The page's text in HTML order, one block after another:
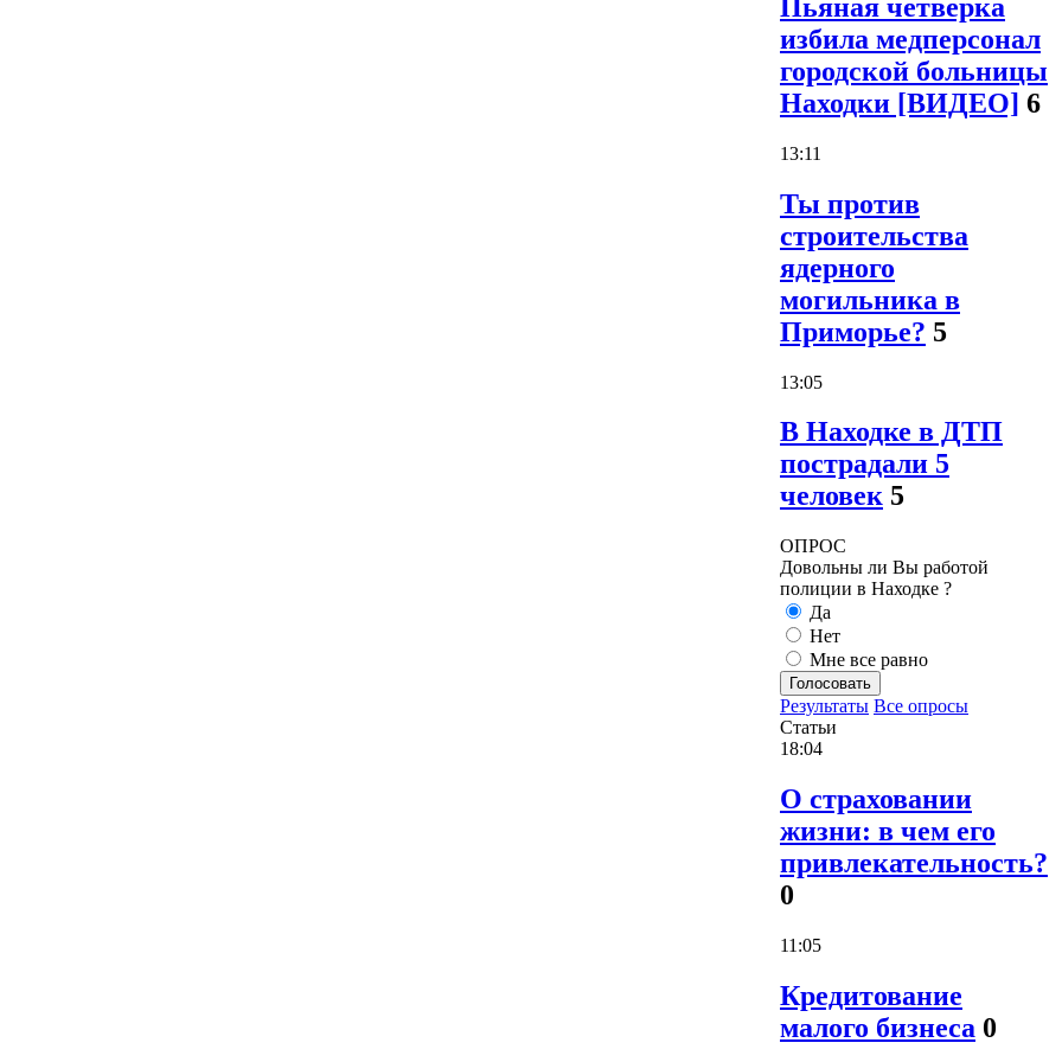
Пьяная четверка
избила медперсонал
городской больницы
Находки [ВИДЕО] 6
13:11
Ты против
строительства
ядерного
могильника в
Приморье? 5
13:05
В Находке в ДТП
пострадали 5
человек 5
ОПРОС
Довольны ли Вы работой
полиции в Находке ?
Да
Нет
Мне все равно
Голосовать
Результаты Все опросы
Статьи
18:04
О страховании
жизни: в чем его
привлекательность?
0
11:05
Кредитование
малого бизнеса 0